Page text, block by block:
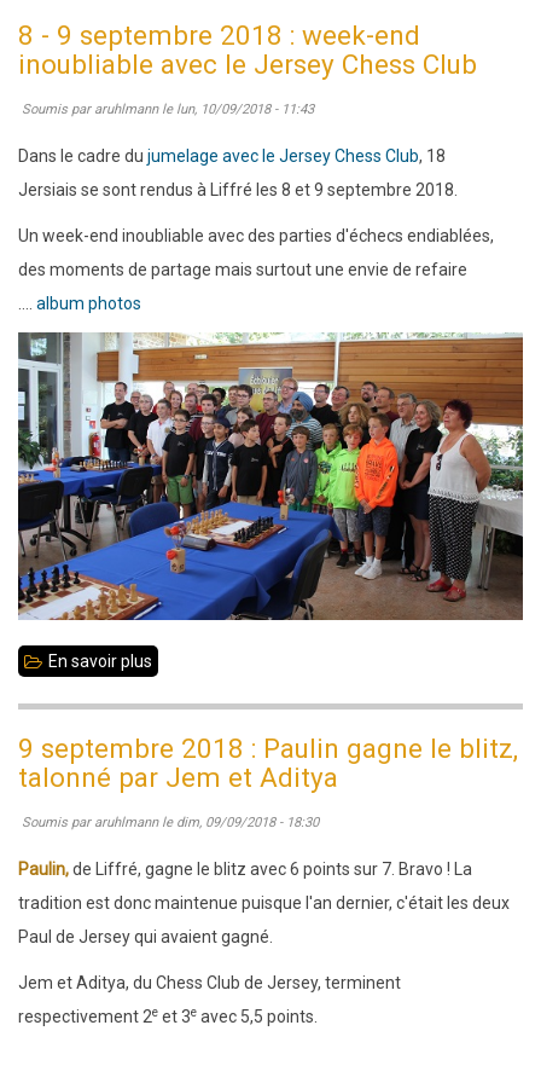
13
2019
:
Open
Jersey
8 - 9 septembre 2018 : week-end
inoubliable avec le Jersey Chess Club
Soumis par aruhlmannle lun, 10/09/2018 - 11:43
Dans le cadre du jumelage avec le Jersey Chess Club, 18
Jersiais se sont rendus à Liffré les 8 et 9 septembre 2018.
Un week-end inoubliable avec des parties d'échecs endiablées,
des moments de partage mais surtout une envie de refaire
album photos
En savoir plus
9
2018
:
week-
end
9 septembre 2018 : Paulin gagne le blitz,
talonné par Jem et Aditya
Soumis par aruhlmannle dim, 09/09/2018 - 18:30
Paulin,de Liffré, gagne le blitz avec 6 points sur 7. Bravo ! La
tradition est donc maintenue puisque l'an dernier, c'était les deux
Paul de Jersey qui avaient gagné.
Jem et Aditya, du Chess Club de Jersey, terminent
respectivement 2e et 3e avec 5,5 points.